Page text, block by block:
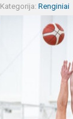
Kategorija: Renginiai